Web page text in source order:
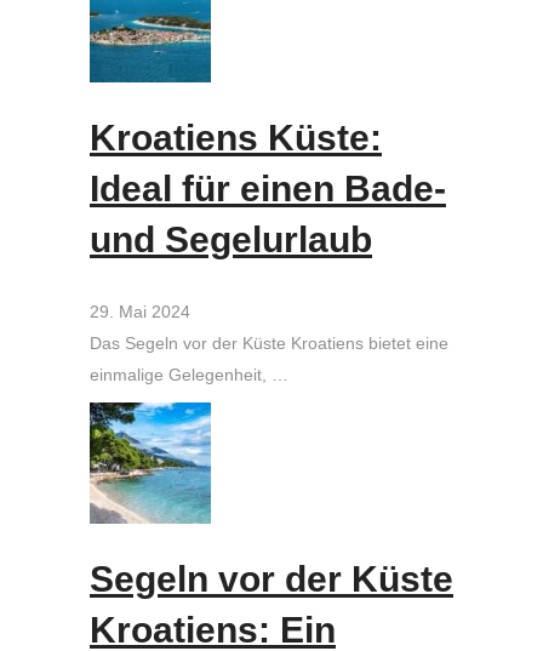
Kroatiens Küste:
Ideal für einen Bade-
und Segelurlaub
29. Mai 2024
Das Segeln vor der Küste Kroatiens bietet eine
einmalige Gelegenheit, …
Segeln vor der Küste
Kroatiens: Ein